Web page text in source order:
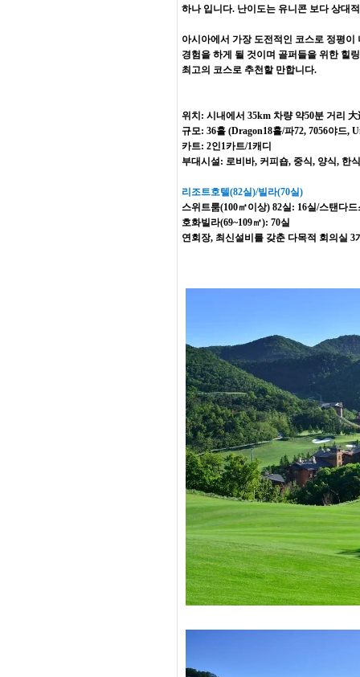
하나 입니다. 난이도는 유니콘 보다 상대
아시아에서 가장 도전적인 코스로 정평
경험을 하게 될 것이며 골퍼들을 위한 힐
최고의 코스로 추천할 만합니다.
위치: 시내에서 35km 차량 약50분 거리 大
규모: 36홀 (Dragon18홀/파72, 7056야드,
카트: 2인1카트/1캐디
부대시설: 로비바, 커피숍, 중식, 양식, 한
리조트호텔(82실)/빌라(70실)
스위트룸(100㎡이상) 82실: 16실/스탠다
호화빌라(69~109㎡): 70실
연회장, 최신설비를 갖춘 다목적 회의실